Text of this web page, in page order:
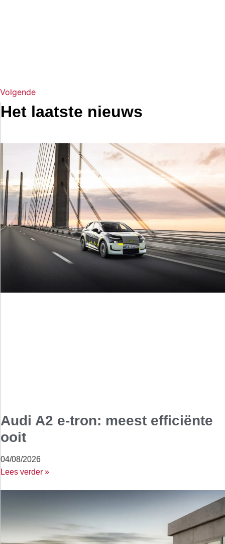
Volgende
Het laatste nieuws
Audi A2 e-tron: meest efficiënte
ooit
04/08/2026
Lees verder »